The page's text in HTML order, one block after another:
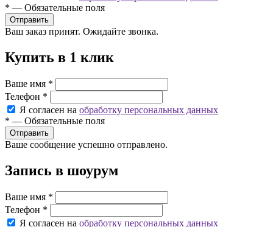
* — Обязательные поля
Ваш заказ принят. Ожидайте звонка.
Купить в 1 клик
Ваше имя *
Телефон *
Я согласен на обработку персональных данных
* — Обязательные поля
Ваше сообщение успешно отправлено.
Запись в шоурум
Ваше имя *
Телефон *
Я согласен на обработку персональных данных